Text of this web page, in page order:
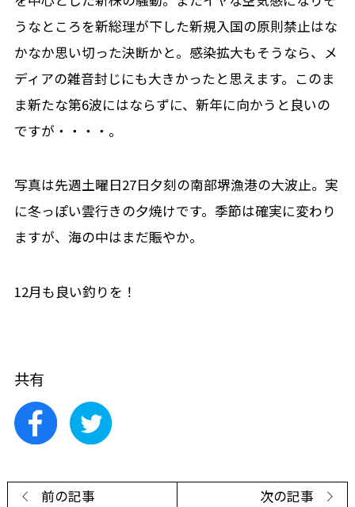
うなところを新総理が下した新規入国の原則禁止はな
かなか思い切った決断かと。感染拡大もそうなら、メ
ディアの雑音封じにも大きかったと思えます。このま
ま新たな第6波にはならずに、新年に向かうと良いの
ですが・・・・。
写真は先週土曜日27日夕刻の南部堺漁港の大波止。実
に冬っぽい雲行きの夕焼けです。季節は確実に変わり
ますが、海の中はまだ賑やか。
12月も良い釣りを！
共有
前の記事 次の記事